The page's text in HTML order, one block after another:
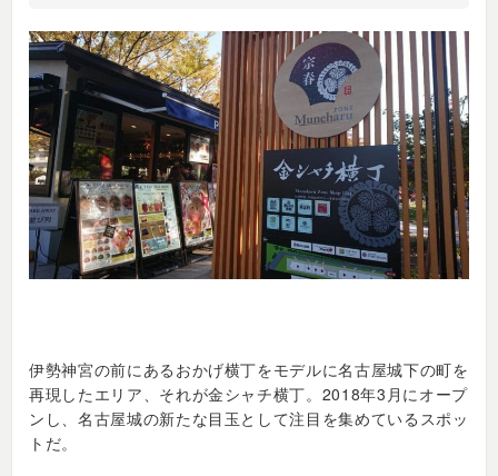
伊勢神宮の前にあるおかげ横丁をモデルに名古屋城下の町を
再現したエリア、それが金シャチ横丁。2018年3月にオープ
ンし、名古屋城の新たな目玉として注目を集めているスポッ
トだ。